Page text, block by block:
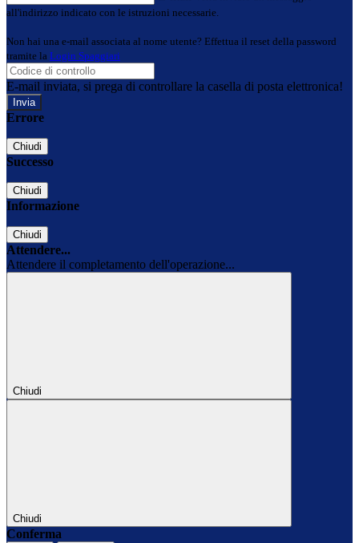
all'indirizzo indicato con le istruzioni necessarie.
Non hai una e-mail associata al nome utente? Effettua il reset della password
tramite la Login Spaggiari
E-mail inviata, si prega di controllare la casella di posta elettronica!
Errore
Chiudi
Successo
Chiudi
Informazione
Chiudi
Attendere...
Attendere il completamento dell'operazione...
Chiudi
Chiudi
Conferma